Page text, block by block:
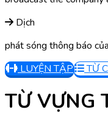
Dịch
phát sóng thông báo
LUYỆN TẬP
TỪ
TỪ VỰNG